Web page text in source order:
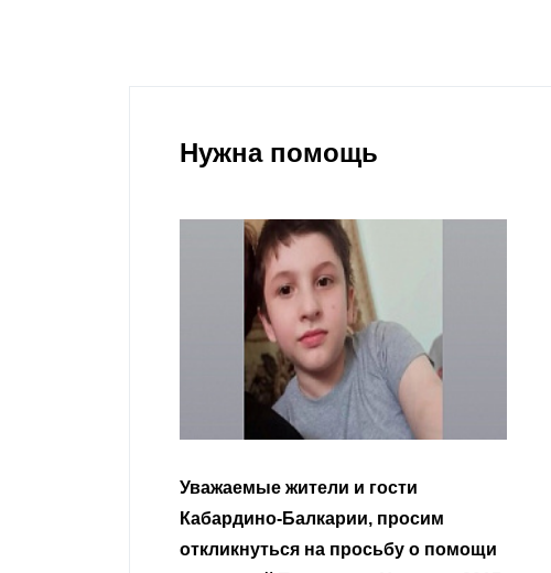
Нужна помощь
Уважаемые земляки и все
неравнодушные граждане.